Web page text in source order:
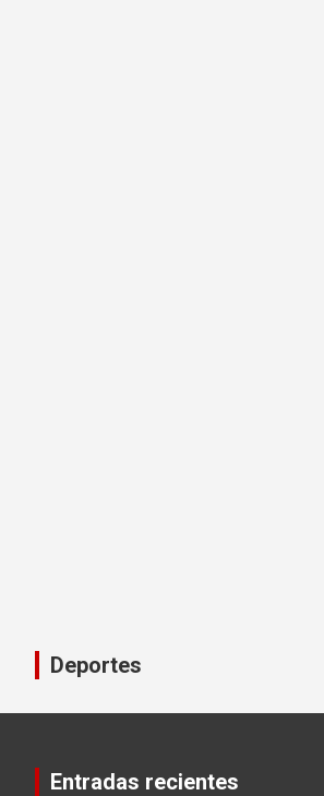
Deportes
Entradas recientes